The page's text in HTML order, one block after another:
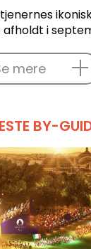
afholdt i
mere
BY-